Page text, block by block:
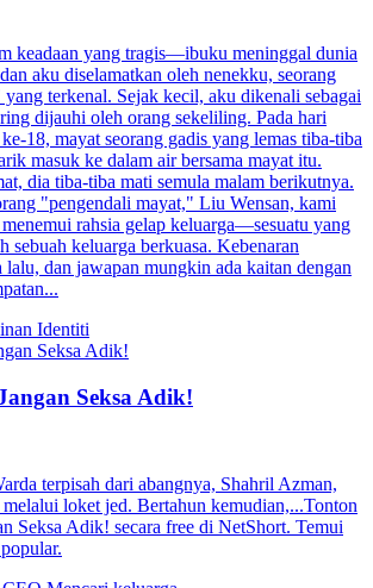
kedokteran genius melakukan perjalanan
Lores yang terbengkalai. Batu saja tiba, dia
orang yang terluka parah dan dia pergi untuk
dia malah hampir dipenjarakan tanpa alasan.
dan dia mencoba mengobatinya, tetapi
menjadi orang baik itu memang
hanya terus menyulitkannya, juga mau
"Bagaimana kau bisa bikin aku
berkata sambil tersenyum manis: "Aku juga
nggak mau bertengkar terang-terangan." Si
mencibir dan berkata, "Jangan kira kalau
aku akan akui kau sebagai istriku. Minum
kita putus. Jangan halangi aku menikahi